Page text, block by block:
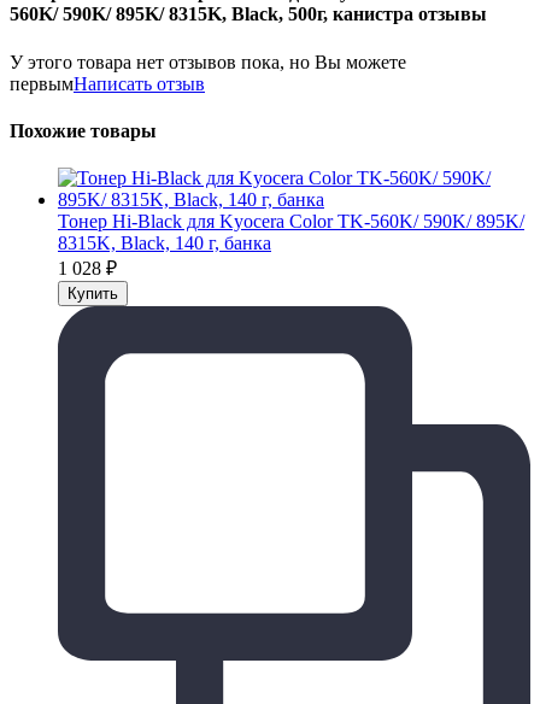
560K/ 590K/ 895K/ 8315K, Black, 500г, канистра отзывы
У этого товара нет отзывов пока, но Вы можете
первымНаписать отзыв
Похожие товары
Тонер Hi-Black для Kyocera Color TK-560K/ 590K/ 895K/
8315K, Black, 140 г, банка
1 028 ₽